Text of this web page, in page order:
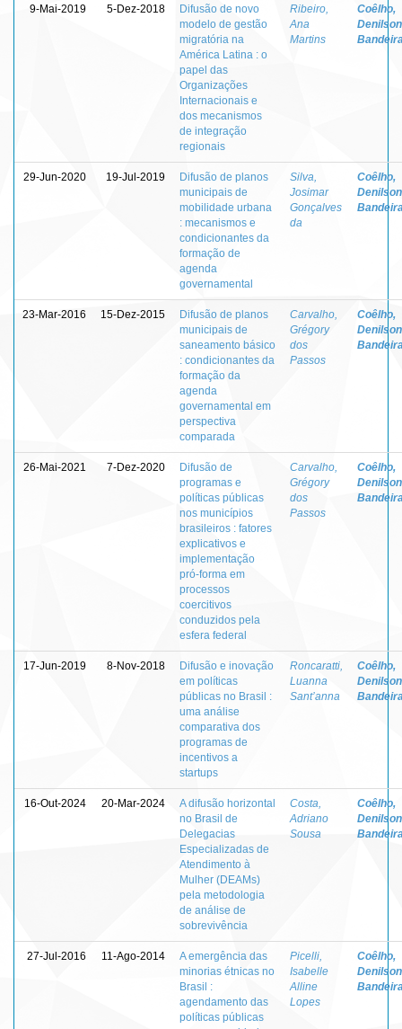
9-Mai-2019 5-Dez-2018
Difusão de novo
modelo de gestão
migratória na
América Latina : o
papel das
Organizações
Internacionais e
dos mecanismos
de integração
regionais
Ribeiro,
Ana
Martins
Coêlho,
Denilson
29-Jun-2020 19-Jul-2019
Difusão de planos
municipais de
mobilidade urbana
: mecanismos e
condicionantes da
formação de
agenda
governamental
Silva,
Josimar
Gonçalves
da
Coêlho,
Denilson
23-Mar-2016 15-Dez-2015
Difusão de planos
municipais de
saneamento básico
: condicionantes da
formação da
agenda
governamental em
perspectiva
comparada
Carvalho,
Grégory
dos
Passos
Coêlho,
Denilson
26-Mai-2021 7-Dez-2020
Difusão de
programas e
políticas públicas
nos municípios
brasileiros : fatores
explicativos e
implementação
pró-forma em
processos
coercitivos
conduzidos pela
esfera federal
Carvalho,
Grégory
dos
Passos
Coêlho,
Denilson
17-Jun-2019 8-Nov-2018
Difusão e inovação
em políticas
públicas no Brasil :
uma análise
comparativa dos
programas de
incentivos a
startups
Roncaratti,
Luanna
Sant’anna
Coêlho,
Denilson
16-Out-2024 20-Mar-2024
A difusão horizontal
no Brasil de
Delegacias
Especializadas de
Atendimento à
Mulher (DEAMs)
pela metodologia
de análise de
sobrevivência
Costa,
Adriano
Sousa
Coêlho,
Denilson
27-Jul-2016 11-Ago-2014
A emergência das
minorias étnicas no
Brasil :
agendamento das
políticas públicas
Picelli,
Isabelle
Alline
Lopes
Coêlho,
Denilson